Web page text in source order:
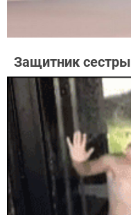
Защитник сестры